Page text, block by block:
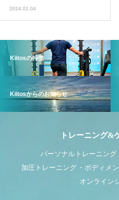
2024.01.04
Kiitosの特徴
Kiitosからのお知らせ
トレーニング&
パーソナルトレーニング
加圧トレーニング
ボディメ
オンライン